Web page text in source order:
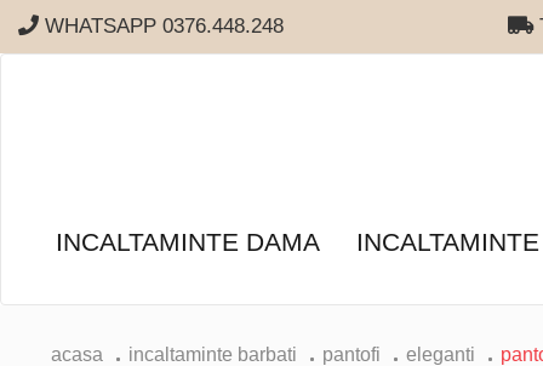
WHATSAPP 0376.448.248
INCALTAMINTE DAMA
acasa incaltaminte barbati pantofi eleganti